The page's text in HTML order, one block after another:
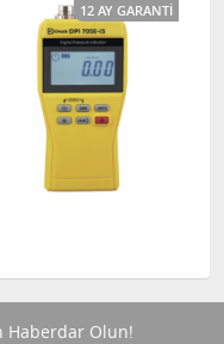
12 AY GARANTI
Haberdar Olun!